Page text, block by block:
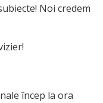
Noi credem
încep la ora